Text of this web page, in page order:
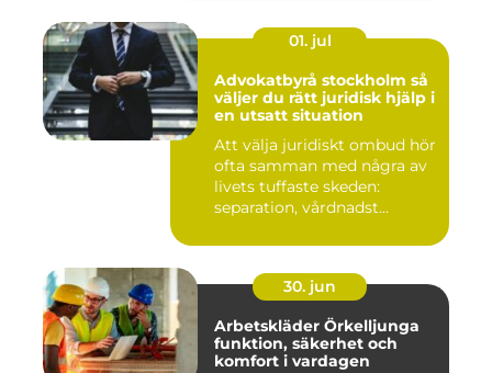
01. jul
Advokatbyrå stockholm så
väljer du rätt juridisk hjälp i
en utsatt situation
Att välja juridiskt ombud hör
ofta samman med några av
livets tuffaste skeden:
separation, vårdnadst...
30. jun
Arbetskläder Örkelljunga
funktion, säkerhet och
komfort i vardagen